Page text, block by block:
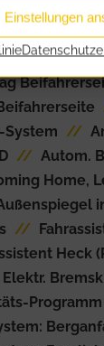
Einstellungen
Lenkrad
/
System //
// Autom.
Home,
//
Heck
Elektr.
Programm